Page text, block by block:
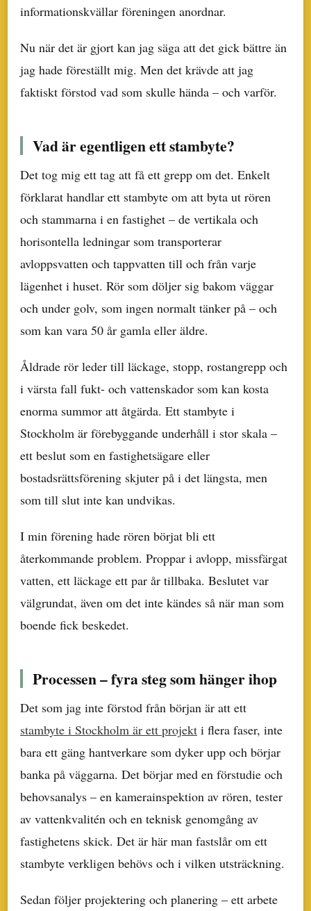
informationskvällar föreningen anordnar.
Nu när det är gjort kan jag säga att det gick bättre än
jag hade föreställt mig. Men det krävde att jag
faktiskt förstod vad som skulle hända – och varför.
Vad är egentligen ett stambyte?
Det tog mig ett tag att få ett grepp om det. Enkelt
förklarat handlar ett stambyte om att byta ut rören
och stammarna i en fastighet – de vertikala och
horisontella ledningar som transporterar
avloppsvatten och tappvatten till och från varje
lägenhet i huset. Rör som döljer sig bakom väggar
och under golv, som ingen normalt tänker på – och
som kan vara 50 år gamla eller äldre.
Åldrade rör leder till läckage, stopp, rostangrepp och
i värsta fall fukt- och vattenskador som kan kosta
enorma summor att åtgärda. Ett stambyte i
Stockholm är förebyggande underhåll i stor skala –
ett beslut som en fastighetsägare eller
bostadsrättsförening skjuter på i det längsta, men
som till slut inte kan undvikas.
I min förening hade rören börjat bli ett
återkommande problem. Proppar i avlopp, missfärgat
vatten, ett läckage ett par år tillbaka. Beslutet var
välgrundat, även om det inte kändes så när man som
boende fick beskedet.
Processen – fyra steg som hänger ihop
Det som jag inte förstod från början är att ett
stambyte i Stockholm är ett projekt i flera faser, inte
bara ett gäng hantverkare som dyker upp och börjar
banka på väggarna. Det börjar med en förstudie och
behovsanalys – en kamerainspektion av rören, tester
av vattenkvalitén och en teknisk genomgång av
fastighetens skick. Det är här man fastslår om ett
stambyte verkligen behövs och i vilken utsträckning.
Sedan följer projektering och planering – ett arbete